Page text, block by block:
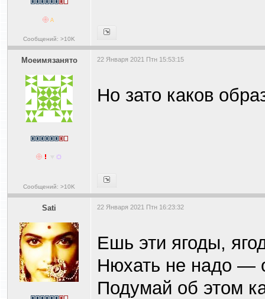
Сообщений: >10K
Моеимязанято
Сообщений: >10K
22 Января 2021 Птн 15:53:15
Но зато каков
Sati 22 Января 2021 Птн 16:23:32
Ешь эти ягоды,
Нюхать не надо —
Подумай об этом